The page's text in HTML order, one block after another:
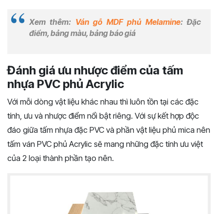
Xem thêm: Ván gỗ MDF phủ Melamine: Đặc
điểm, bảng màu, bảng báo giá
Đánh giá ưu nhược điểm của tấm
nhựa PVC phủ Acrylic
Với mỗi dòng vật liệu khác nhau thì luôn tồn tại các đặc
tính, ưu và nhược điểm nổi bật riêng. Với sự kết hợp độc
đáo giữa tấm nhựa đặc PVC và phần vật liệu phủ mica nên
tấm ván PVC phủ Acrylic sẽ mang những đặc tính ưu việt
của 2 loại thành phần tạo nên.